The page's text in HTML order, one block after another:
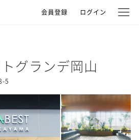
会員登録 ログイン
グランデ岡山
5